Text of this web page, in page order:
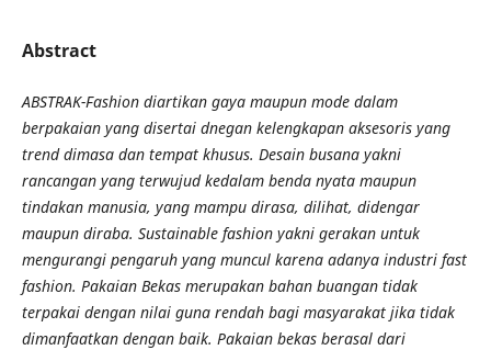
Abstract
ABSTRAK-Fashion diartikan gaya maupun mode dalam
berpakaian yang disertai dnegan kelengkapan aksesoris yang
trend dimasa dan tempat khusus. Desain busana yakni
rancangan yang terwujud kedalam benda nyata maupun
tindakan manusia, yang mampu dirasa, dilihat, didengar
maupun diraba. Sustainable fashion yakni gerakan untuk
mengurangi pengaruh yang muncul karena adanya industri fast
fashion. Pakaian Bekas merupakan bahan buangan tidak
terpakai dengan nilai guna rendah bagi masyarakat jika tidak
dimanfaatkan dengan baik. Pakaian bekas berasal dari